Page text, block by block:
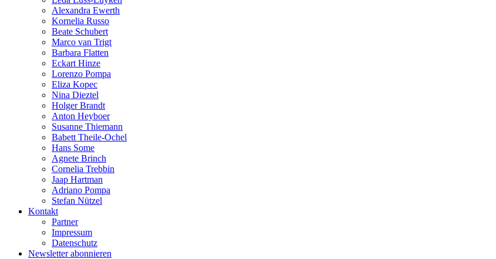
Alexandra Ewerth
Kornelia Russo
Beate Schubert
Marco van Trigt
Barbara Flatten
Eckart Hinze
Lorenzo Pompa
Eliza Kopec
Nina Dieztel
Holger Brandt
Anton Heyboer
Susanne Thiemann
Babett Theile-Ochel
Hans Some
Agnete Brinch
Cornelia Trebbin
Jaap Hartman
Adriano Pompa
Stefan Nützel
Kontakt
Partner
Impressum
Datenschutz
Newsletter abonnieren